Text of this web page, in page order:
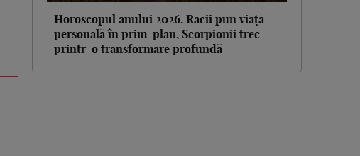
Horoscopul anului 2026. Racii pun viața
personală în prim-plan, Scorpionii trec
printr-o transformare profundă